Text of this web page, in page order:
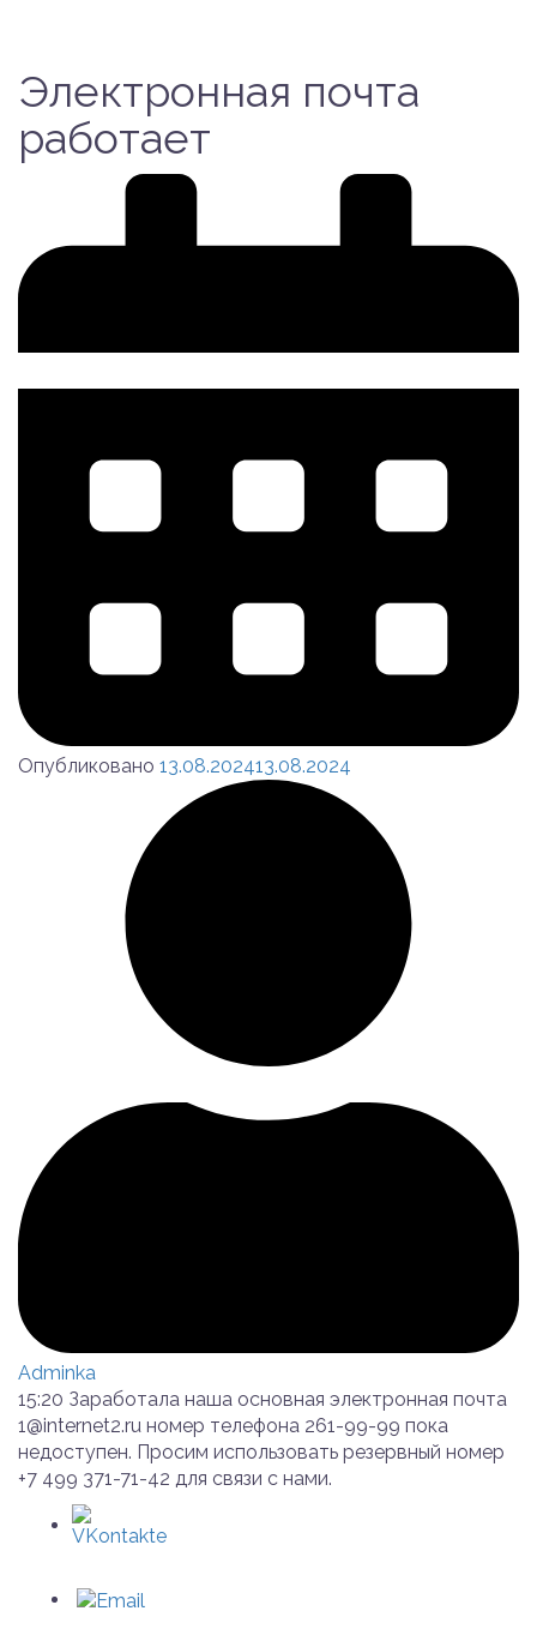
Электронная почта
работает
Опубликовано 13.08.202413.08.2024
Adminka
15:20 Заработала наша основная электронная почта
1@internet2.ru номер телефона 261-99-99 пока
недоступен. Просим использовать резервный номер
+7 499 371-71-42 для связи с нами.